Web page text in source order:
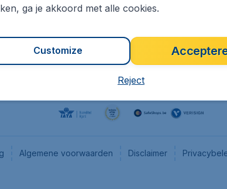
Algemene voorwaarden Disclaimer
ga je akkoord met alle cookies.
Customize
Reject